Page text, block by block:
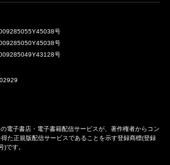
号
号
号
電子書店・電子書籍配信サービスが、著作権者からコン
た正規版配信サービスであることを示す登録商標(登録
です。